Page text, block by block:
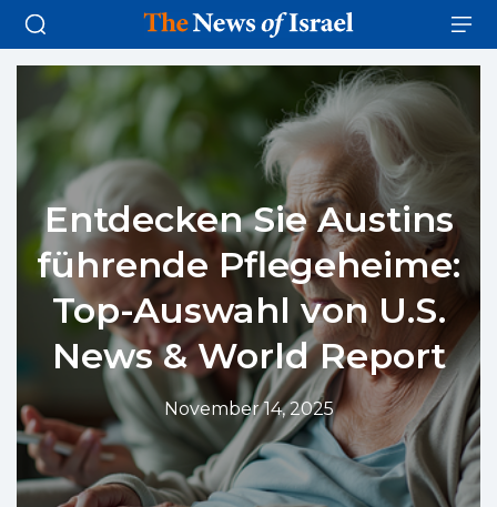
Entdecken Sie Austins
führende Pflegeheime:
Top-Auswahl von U.S.
News & World Report
November 14, 2025